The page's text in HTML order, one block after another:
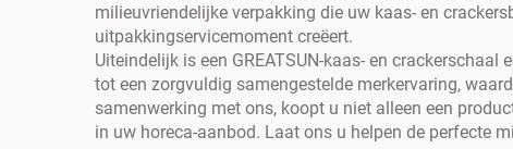
milieuvriendelijke verpakking die uw kaas- en
uitpakkingservicemoment creëert.
Uiteindelijk is een GREATSUN-kaas- en
tot een zorgvuldig samengestelde merkervaring,
samenwerking met ons, koopt u niet alleen een
in uw horeca-aanbod. Laat ons u helpen de perfecte